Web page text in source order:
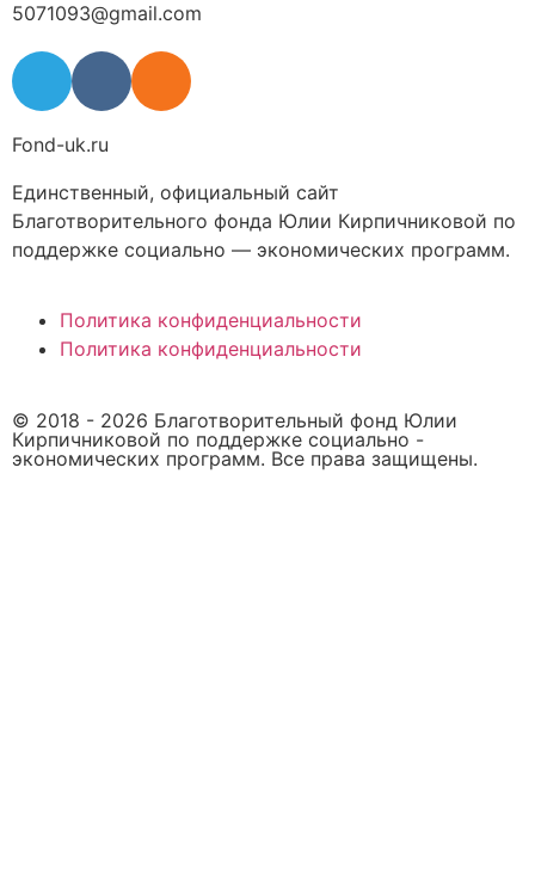
5071093@gmail.com
Fond-uk.ru
Единственный, официальный сайт
Благотворительного фонда Юлии Кирпичниковой по
поддержке социально — экономических программ.
Политика конфиденциальности
Политика конфиденциальности
© 2018 - 2026 Благотворительный фонд Юлии
Кирпичниковой по поддержке социально -
экономических программ. Все права защищены.